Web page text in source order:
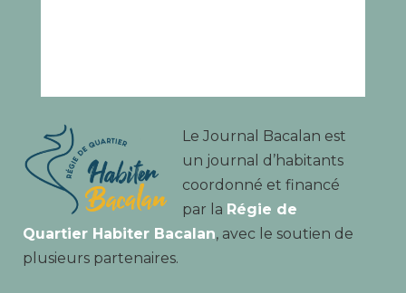
Le Journal Bacalan est
un journal d’habitants
coordonné et financé
par la Régie de
Quartier Habiter Bacalan, avec le soutien de
plusieurs partenaires.